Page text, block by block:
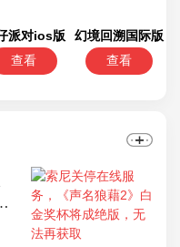
派对ios版
查看
幻境回溯国际版
查看